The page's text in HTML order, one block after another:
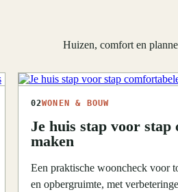
Huizen, comfort en
02WONEN & BOUW
Je huis stap voor stap
maken
Een praktische wooncheck voor
en opbergruimte, met